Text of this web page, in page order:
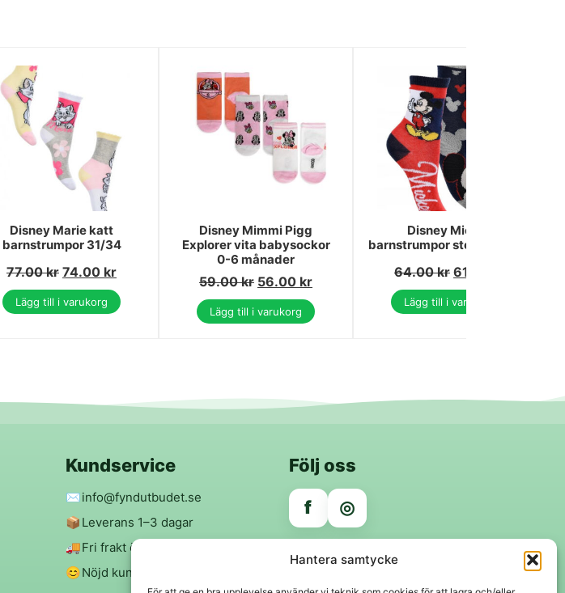
Hantera samtycke
Disney Marie katt
barnstrumpor 31/34
77.00kr 74.00 kr
Lägg till i varukorg
Disney Mimmi Pigg
Explorer vita babysockor
0-6 månader
59.00kr 56.00 kr
Lägg till i varukorg
Disney Mickey
barnstrumpor storlek 27/30
64.00kr 61.00
Lägg till i varukorg
Kundservice
✉️info@fyndutbudet.se
📦 Leverans 1–3 dagar
🚚Fri frakt över 299 kr
😊Nöjd kund-garanti
Följ oss
f ◎
Trygga betalningar